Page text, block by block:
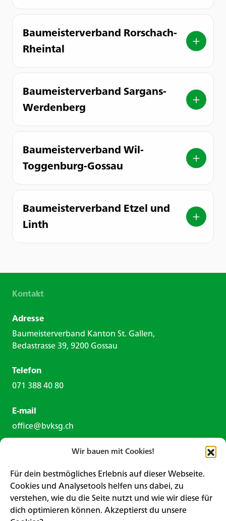
Wir bauen mit Cookies!
Für dein bestmögliches Erlebnis auf dieser Webseite.
Cookies und Analysetools helfen uns dabei, zu
verstehen, wie du die Seite nutzt und wie wir diese für
dich optimieren können. Akzeptierst du unsere
Baumeisterverband Rorschach-
Rheintal
Baumeisterverband Sargans-
Werdenberg
Baumeisterverband Wil-
Toggenburg-Gossau
Baumeisterverband Etzel und
Linth
Kontakt
Adresse
Baumeisterverband Kanton St. Gallen,
Bedastrasse 39, 9200 Gossau
Telefon
071 388 40 80
E-mail
office@bvksg.ch
Kontaktformular